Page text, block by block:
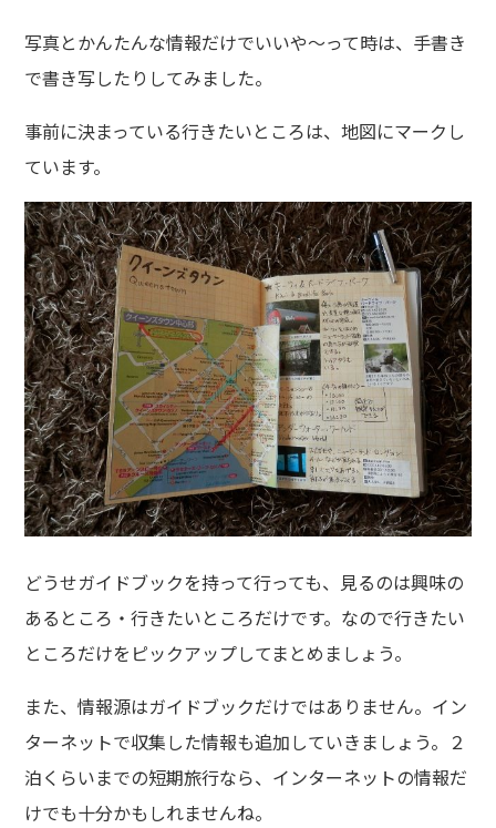
写真とかんたんな情報だけでいいや～って時は、手書き
で書き写したりしてみました。
事前に決まっている行きたいところは、地図にマークし
ています。
どうせガイドブックを持って行っても、見るのは興味の
あるところ・行きたいところだけです。なので行きたい
ところだけをピックアップしてまとめましょう。
また、情報源はガイドブックだけではありません。イン
ターネットで収集した情報も追加していきましょう。２
泊くらいまでの短期旅行なら、インターネットの情報だ
けでも十分かもしれませんね。